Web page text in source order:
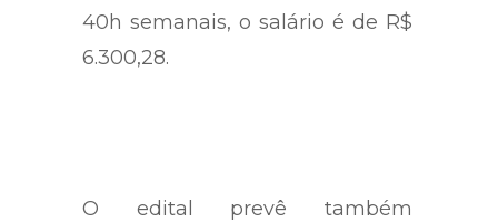
40h semanais, o salário é de R$
6.300,28.
O edital prevê também